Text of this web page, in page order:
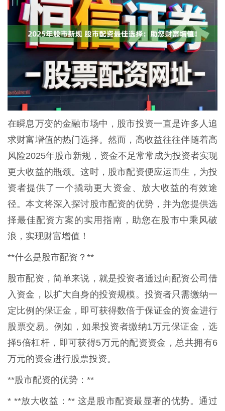
在瞬息万变的金融市场中，股市投资一直是许多人追
求财富增值的热门选择。然而，高收益往往伴随着高
风险2025年股市新规，资金不足常常成为投资者实现
更大收益的瓶颈。这时，股市配资便应运而生，为投
资者提供了一个撬动更大资金、放大收益的有效途
径。本文将深入探讨股市配资的优势，并为您提供选
择最佳配资方案的实用指南，助您在股市中乘风破
浪，实现财富增值！
**什么是股市配资？**
股市配资，简单来说，就是投资者通过向配资公司借
入资金，以扩大自身的投资规模。投资者只需缴纳一
定比例的保证金，即可获得数倍于保证金的资金进行
股票交易。例如，如果投资者缴纳1万元保证金，选
择5倍杠杆，即可获得5万元的配资资金，总共拥有6
万元的资金进行股票投资。
**股市配资的优势：**
* **放大收益：** 这是股市配资最显著的优势。通过